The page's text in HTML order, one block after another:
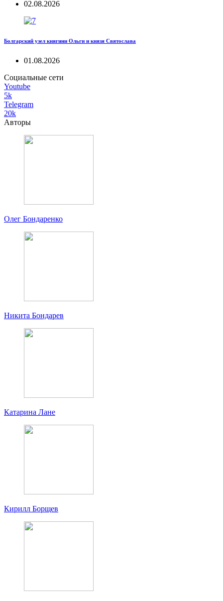
02.08.2026
Болгарский узел княгини Ольги и князя Святослава
01.08.2026
Социальные сети
Youtube
5k
Telegram
20k
Авторы
Олег Бондаренко
Никита Бондарев
Катарина Лане
Кирилл Борщев